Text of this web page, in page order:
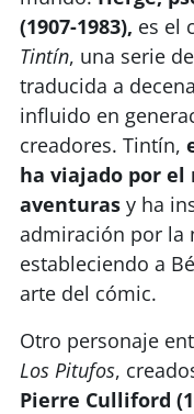
(1907-1983), es el
Tintín, una serie
traducida a
influido en
creadores. Tintín,
ha viajado por el
aventuras y ha
admiración por la
estableciendo a
arte del cómic.
Otro personaje
Los Pitufos,
Pierre Culliford